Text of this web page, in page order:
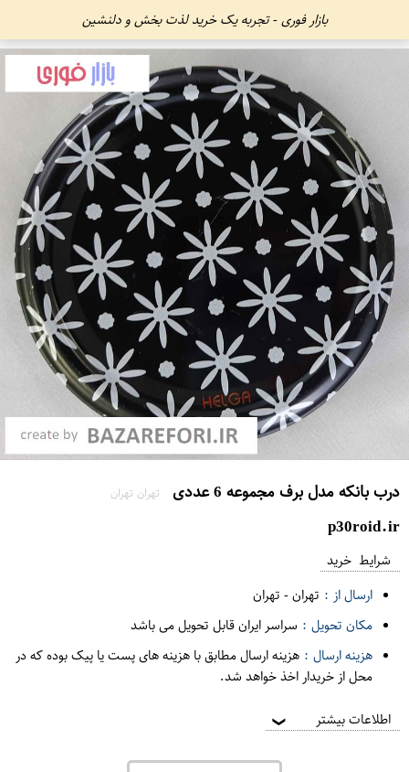
بازار فوری - تجربه یک خرید لذت بخش و دلنشین
درب بانکه مدل برف مجموعه 6 عددی تهران تهران
p30roid.ir
شرایط خرید
ارسال از : تهران- تهران
مکان تحویل : سراسر ایران قابل تحویل می باشد
هزینه ارسال : هزینه ارسال مطابق با هزینه های پست یا پیک بوده که در
محل از خریدار اخذ خواهد شد.
اطلاعات بیشتر ❯